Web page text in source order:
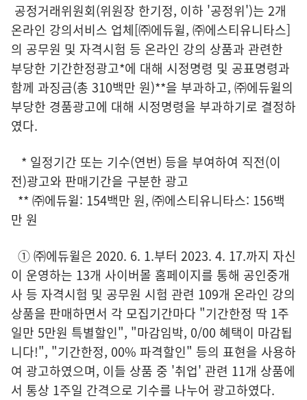
공정거래위원회(위원장 한기정, 이하 '공정위')는 2개
온라인 강의서비스 업체[㈜에듀윌, ㈜에스티유니타스]
의 공무원 및 자격시험 등 온라인 강의 상품과 관련한
부당한 기간한정광고*에 대해 시정명령 및 공표명령과
함께 과징금(총 310백만 원)**을 부과하고, ㈜에듀윌의
부당한 경품광고에 대해 시정명령을 부과하기로 결정하
였다.
* 일정기간 또는 기수(연번) 등을 부여하여 직전(이
전)광고와 판매기간을 구분한 광고
** ㈜에듀윌: 154백만 원, ㈜에스티유니타스: 156백
만 원
① ㈜에듀윌은 2020. 6. 1.부터 2023. 4. 17.까지 자신
이 운영하는 13개 사이버몰 홈페이지를 통해 공인중개
사 등 자격시험 및 공무원 시험 관련 109개 온라인 강의
상품을 판매하면서 각 모집기간마다 "기간한정 딱 1주
일만 5만원 특별할인", "마감임박, 0/00 혜택이 마감됩
니다!", "기간한정, 00% 파격할인" 등의 표현을 사용하
여 광고하였으며, 이들 상품 중 '취업' 관련 11개 상품에
서 통상 1주일 간격으로 기수를 나누어 광고하였다.